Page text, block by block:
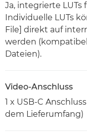
Ja, integrierte
Individuelle LUTs
File] direkt auf
werden (kompatibel
Dateien).
Video-Anschluss
1 x USB-C
dem Lieferumfang)